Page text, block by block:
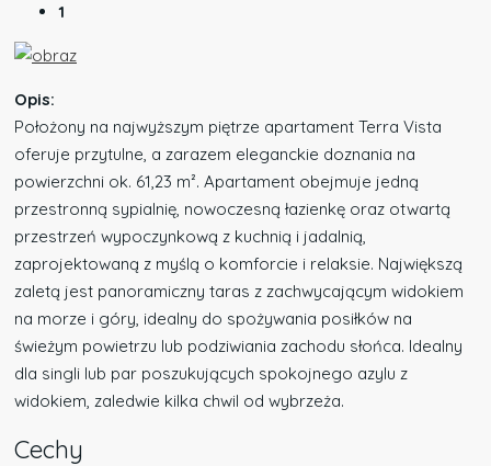
1
Opis:
Położony na najwyższym piętrze apartament Terra Vista
oferuje przytulne, a zarazem eleganckie doznania na
powierzchni ok. 61,23 m². Apartament obejmuje jedną
przestronną sypialnię, nowoczesną łazienkę oraz otwartą
przestrzeń wypoczynkową z kuchnią i jadalnią,
zaprojektowaną z myślą o komforcie i relaksie. Największą
zaletą jest panoramiczny taras z zachwycającym widokiem
na morze i góry, idealny do spożywania posiłków na
świeżym powietrzu lub podziwiania zachodu słońca. Idealny
dla singli lub par poszukujących spokojnego azylu z
widokiem, zaledwie kilka chwil od wybrzeża.
Cechy